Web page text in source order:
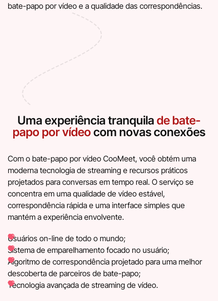
bate-papo por vídeo e a qualidade das correspondências.
Uma experiência tranquila de bate-
papo por vídeo com novas conexões
Com o bate-papo por vídeo CooMeet, você obtém uma
moderna tecnologia de streaming e recursos práticos
projetados para conversas em tempo real. O serviço se
concentra em uma qualidade de vídeo estável,
correspondência rápida e uma interface simples que
mantém a experiência envolvente.
Usuários on-line de todo o mundo;
Sistema de emparelhamento focado no usuário;
Algoritmo de correspondência projetado para uma melhor
descoberta de parceiros de bate-papo;
Tecnologia avançada de streaming de vídeo.